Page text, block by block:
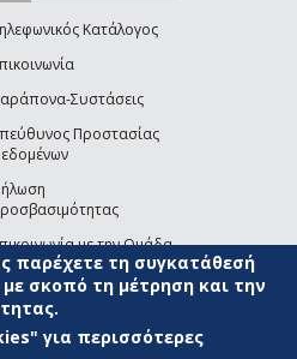
Κατάλογος
Συστάσεις
Προστασίας
με την Ομάδα
του site(link sends e-mail)
τη συγκατάθεσή
σκοπό τη μέτρηση και την
για περισσότερες